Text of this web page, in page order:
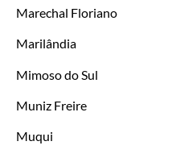
Marechal Floriano
Marilândia
Mimoso do Sul
Muniz Freire
Muqui